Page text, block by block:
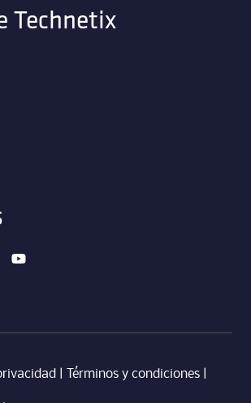
Technetix
Términos y condiciones